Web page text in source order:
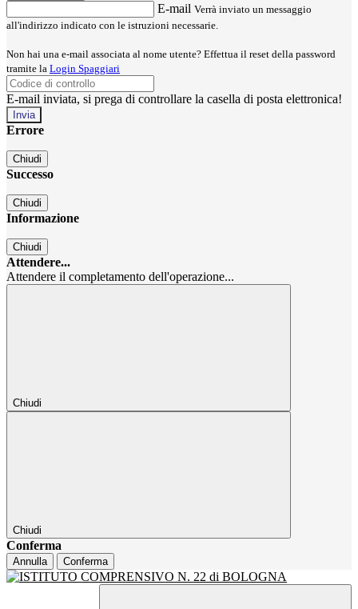
E-mail Verrà inviato un messaggio
all'indirizzo indicato con le istruzioni necessarie.
Non hai una e-mail associata al nome utente? Effettua il reset della password
tramite la Login Spaggiari
E-mail inviata, si prega di controllare la casella di posta elettronica!
Errore
Chiudi
Successo
Chiudi
Informazione
Chiudi
Attendere...
Attendere il completamento dell'operazione...
Chiudi
Chiudi
Conferma
Annulla Conferma